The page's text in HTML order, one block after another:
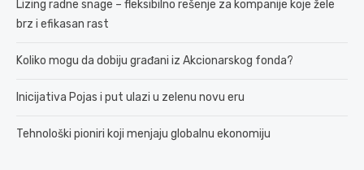
Lizing radne snage – fleksibilno rešenje za kompanije koje žele
brz i efikasan rast
Koliko mogu da dobiju građani iz Akcionarskog fonda?
Inicijativa Pojas i put ulazi u zelenu novu eru
Tehnološki pioniri koji menjaju globalnu ekonomiju